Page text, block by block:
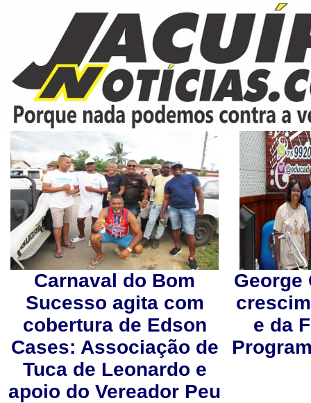
Carnaval do Bom
Sucesso agita com
cobertura de Edson
Cases: Associação de
Tuca de Leonardo e
apoio do Vereador Peu
George
e da